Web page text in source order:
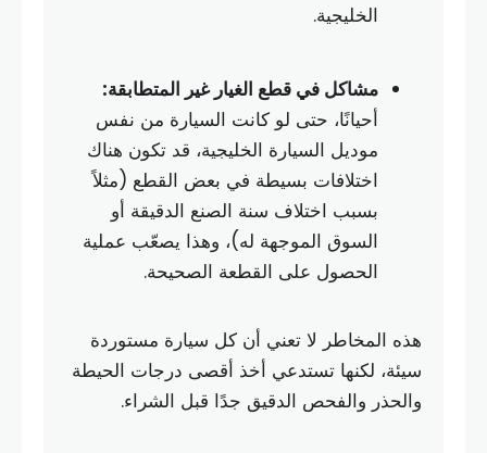
الخليجية.
مشاكل في قطع الغيار غير المتطابقة:
أحيانًا، حتى لو كانت السيارة من نفس
موديل السيارة الخليجية، قد تكون هناك
اختلافات بسيطة في بعض القطع (مثلاً
بسبب اختلاف سنة الصنع الدقيقة أو
السوق الموجهة له)، وهذا يصعّب عملية
الحصول على القطعة الصحيحة.
هذه المخاطر لا تعني أن كل سيارة مستوردة
سيئة، لكنها تستدعي أخذ أقصى درجات الحيطة
والحذر والفحص الدقيق جدًا قبل الشراء.